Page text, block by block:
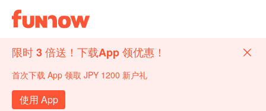
限时 3 倍送！下载App 领优惠！
首次下载 App 领取 JPY 1200 新户礼
使用 App